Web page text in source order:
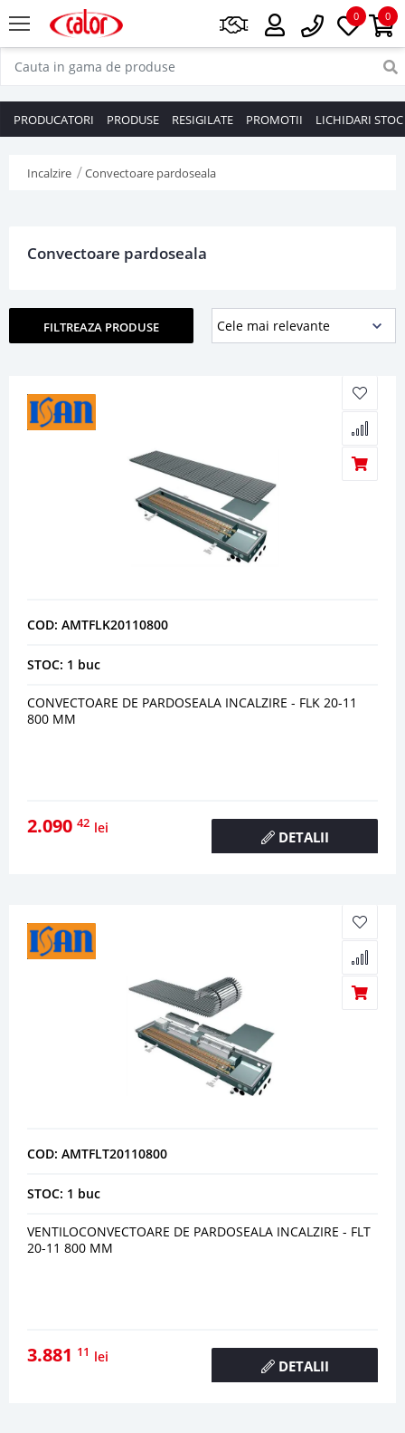
0
0
PRODUCATORI PRODUSE RESIGILATE PROMOTII LICHIDARI STOC
Incalzire Convectoare pardoseala
Convectoare pardoseala
FILTREAZA PRODUSE
COD: AMTFLK20110800
STOC: 1 buc
CONVECTOARE DE PARDOSEALA INCALZIRE - FLK 20-11
800 MM
2.090 42 lei
DETALII
COD: AMTFLT20110800
STOC: 1 buc
VENTILOCONVECTOARE DE PARDOSEALA INCALZIRE - FLT
20-11 800 MM
3.881 11 lei
DETALII